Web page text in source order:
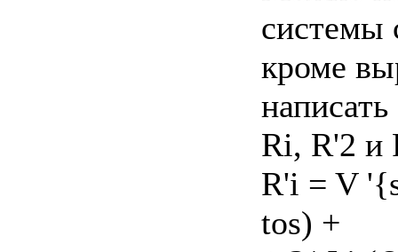
системы
кроме
Ri, R'2 и
R'i = V
tos) +